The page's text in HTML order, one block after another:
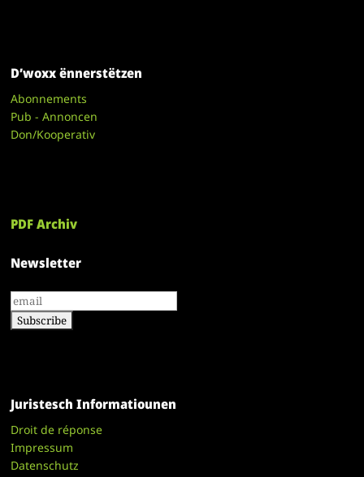
D’woxx ënnerstëtzen
Abonnements
Pub - Annoncen
Don/Kooperativ
PDF Archiv
Newsletter
Juristesch Informatiounen
Droit de réponse
Impressum
Datenschutz